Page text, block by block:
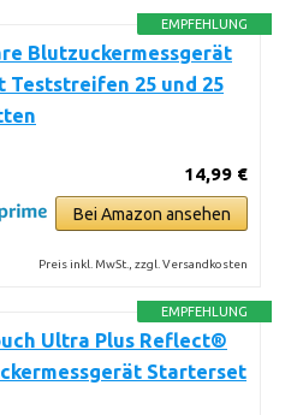
EMPFEHLUNG
Blutzuckermessgerät
Teststreifen 25 und 25
14,99 €
Bei Amazon ansehen
Preis inkl. MwSt., zzgl. Versandkosten
EMPFEHLUNG
Ultra Plus Reflect®
Starterset